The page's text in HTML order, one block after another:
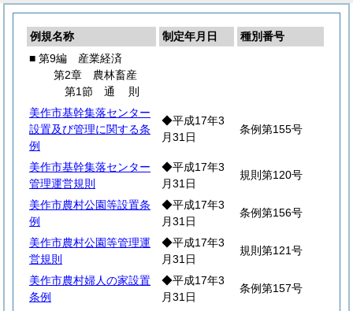
例規名称 制定年月日
種別番号
■ 第9編 産業経済
第2章 農林畜産
第1節 通 則
美作市基幹集落センター
設置及び管理に関する条
例
◆平成17年3
月31日
条例第155号
美作市基幹集落センター
管理運営規則
◆平成17年3
月31日
規則第120号
美作市農村公園等設置条
例
◆平成17年3
月31日
条例第156号
美作市農村公園等管理運
営規則
◆平成17年3
月31日
規則第121号
美作市農村婦人の家設置
条例
◆平成17年3
月31日
条例第157号